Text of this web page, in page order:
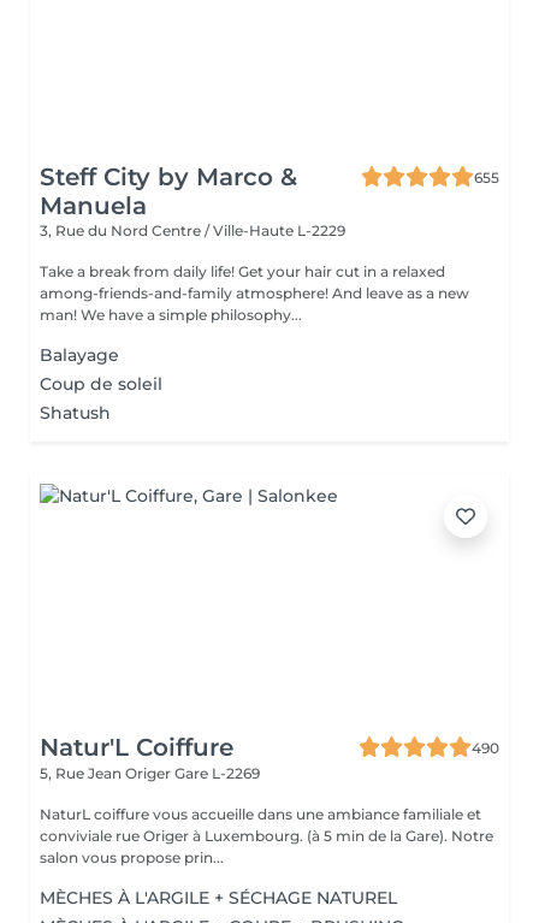
Steff City by Marco &
Manuela
655
3, Rue du Nord Centre / Ville-Haute L-2229
Take a break from daily life! Get your hair cut in a relaxed
among-friends-and-family atmosphere! And leave as a new
man! We have a simple philosophy...
Balayage
Coup de soleil
Shatush
Natur'L Coiffure
490
5, Rue Jean Origer Gare L-2269
NaturL coiffure vous accueille dans une ambiance familiale et
conviviale rue Origer à Luxembourg. (à 5 min de la Gare). Notre
salon vous propose prin...
MÈCHES À L'ARGILE + SÉCHAGE NATUREL